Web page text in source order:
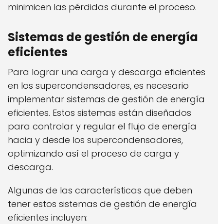
minimicen las pérdidas durante el proceso.
Sistemas de gestión de energía
eficientes
Para lograr una carga y descarga eficientes
en los supercondensadores, es necesario
implementar sistemas de gestión de energía
eficientes. Estos sistemas están diseñados
para controlar y regular el flujo de energía
hacia y desde los supercondensadores,
optimizando así el proceso de carga y
descarga.
Algunas de las características que deben
tener estos sistemas de gestión de energía
eficientes incluyen: